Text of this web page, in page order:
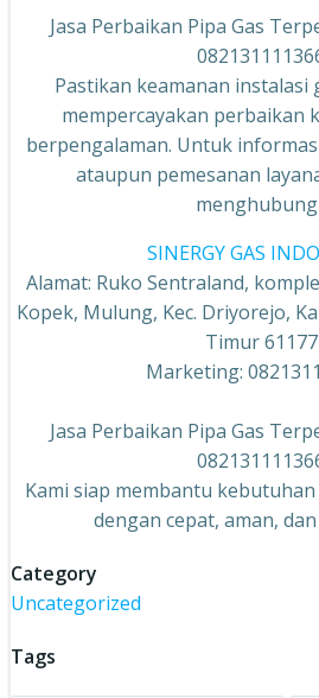
Jasa Perbaikan Pipa Gas
Pastikan keamanan instalasi
mempercayakan perbaikan
berpengalaman. Untuk
ataupun pemesanan
SINERGY GAS
Alamat: Ruko Sentraland,
Kopek, Mulung, Kec. Driyorejo,
Timur 61177
Marketing:
Jasa Perbaikan Pipa Gas
Kami siap membantu
dengan cepat, aman,
Category
Uncategorized
Tags